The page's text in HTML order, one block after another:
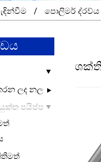
පොලිමර් ද්රව්ය
ලද නල
පයිප්ප